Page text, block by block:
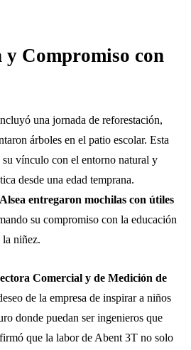
y Compromiso con
una jornada de reforestación,
árboles en el patio escolar. Esta
vínculo con el entorno natural y
desde una edad temprana.
entregaron mochilas con útiles
su compromiso con la educación
niñez.
Comercial y de Medición de
de la empresa de inspirar a niños
donde puedan ser ingenieros que
que la labor de Abent 3T no solo